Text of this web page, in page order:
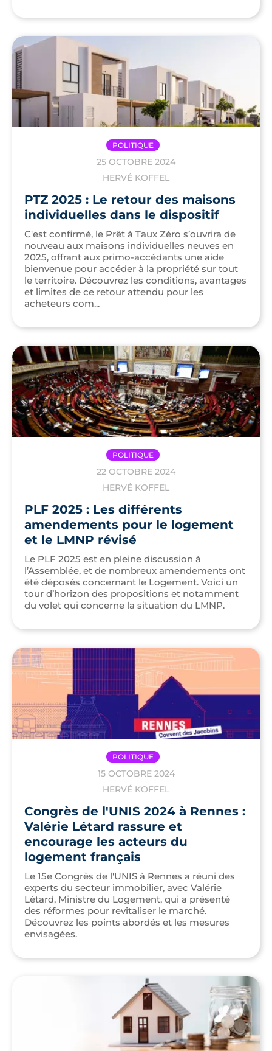
POLITIQUE
25 OCTOBRE 2024
HERVÉ KOFFEL
PTZ 2025 : Le retour des maisons
individuelles dans le dispositif
C'est confirmé, le Prêt à Taux Zéro s’ouvrira de
nouveau aux maisons individuelles neuves en
2025, offrant aux primo-accédants une aide
bienvenue pour accéder à la propriété sur tout
le territoire. Découvrez les conditions, avantages
et limites de ce retour attendu pour les
acheteurs com...
POLITIQUE
22 OCTOBRE 2024
HERVÉ KOFFEL
PLF 2025 : Les différents
amendements pour le logement
et le LMNP révisé
Le PLF 2025 est en pleine discussion à
l’Assemblée, et de nombreux amendements ont
été déposés concernant le Logement. Voici un
tour d’horizon des propositions et notamment
du volet qui concerne la situation du LMNP.
POLITIQUE
15 OCTOBRE 2024
HERVÉ KOFFEL
Congrès de l'UNIS 2024 à Rennes :
Valérie Létard rassure et
encourage les acteurs du
logement français
Le 15e Congrès de l'UNIS à Rennes a réuni des
experts du secteur immobilier, avec Valérie
Létard, Ministre du Logement, qui a présenté
des réformes pour revitaliser le marché.
Découvrez les points abordés et les mesures
envisagées.